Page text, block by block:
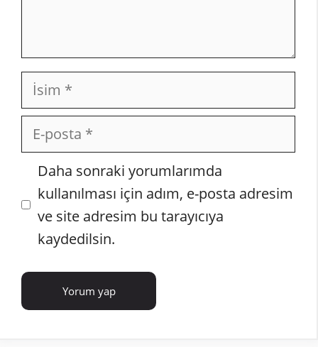
İsim
posta
İnternet
sitesi
Daha sonraki yorumlarımda
kullanılması için adım, e-posta adresim
ve site adresim bu tarayıcıya
kaydedilsin.